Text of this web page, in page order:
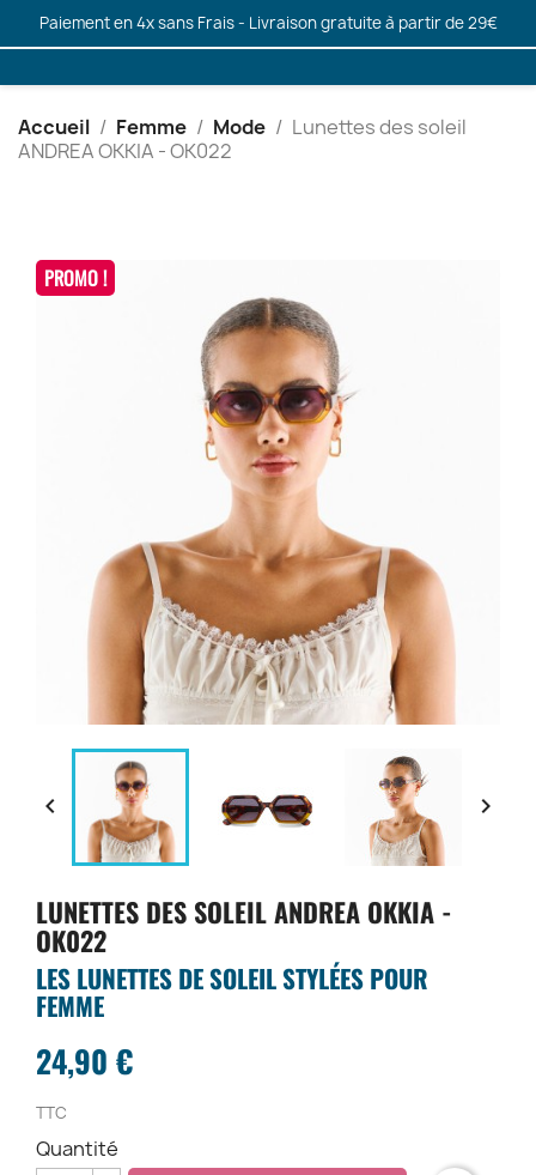
Paiement en 4x sans Frais - Livraison gratuite à partir de 29€
Accueil Femme Mode
Lunettes des soleil
ANDREA OKKIA - OK022
PROMO !
 
LUNETTES DES SOLEIL ANDREA OKKIA -
OK022
LES LUNETTES DE SOLEIL STYLÉES POUR
FEMME
24,90 €
TTC
Quantité